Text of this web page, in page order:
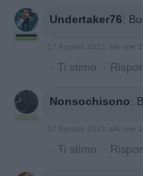
Undertaker76:
17 Agosto 2021 alle ore
· Ti stimo ·
Nonsochisono:
17 Agosto 2021 alle ore
· Ti stimo ·